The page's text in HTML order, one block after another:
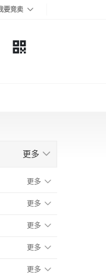
要竞卖
更多
冷轧不锈钢平板
更多
/袋装，粒度：10~70mm,≤10
更多
更多
中卫产区
更多
Ⅲ级螺纹钢
更多